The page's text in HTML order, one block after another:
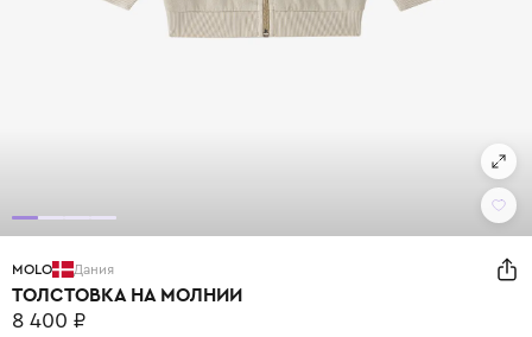
MOLO Дания
ТОЛСТОВКА НА МОЛНИИ
8 400 ₽